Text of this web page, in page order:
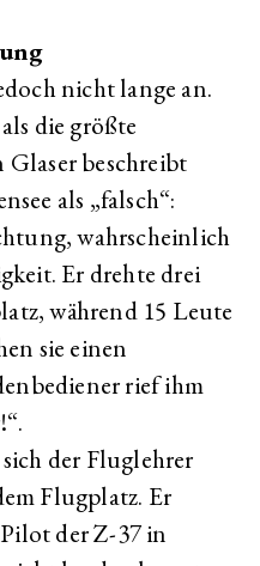
nicht lange an.
die größte
beschreibt
als „falsch“:
wahrscheinlich
Er drehte drei
während 15 Leute
sie einen
rief ihm
der Fluglehrer
Flugplatz. Er
der Z-37 in